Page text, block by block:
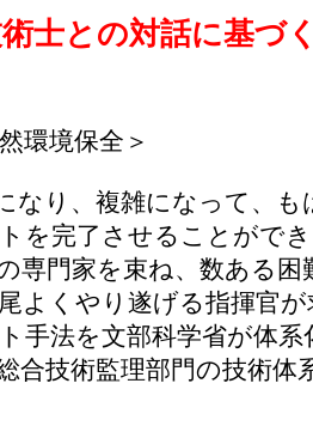
士との対話に基づ
環境保全＞
なり、複雑になって、も
を完了させることがで
専門家を束ね、数ある
よくやり遂げる指揮官
手法を文部科学省が体
合技術監理部門の技術体